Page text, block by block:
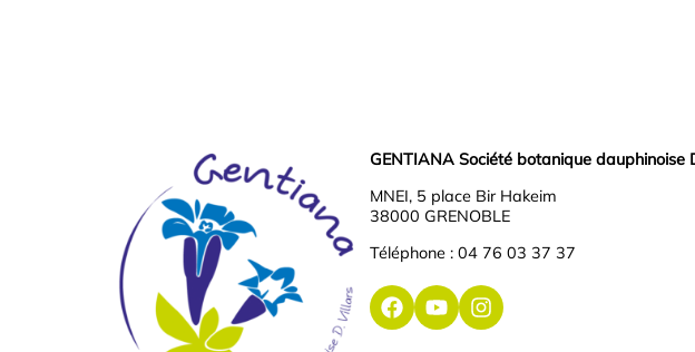
GENTIANA Société botanique dauphinoise
MNEI, 5 place Bir Hakeim
38000 GRENOBLE
Téléphone : 04 76 03 37 37